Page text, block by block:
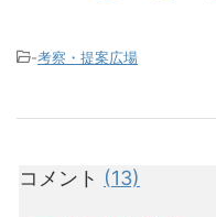
-考察・提案広場
コメント (13)